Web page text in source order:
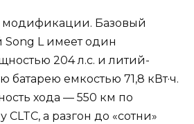
Базовый
L имеет один
204 л.с. и литий-
батарею емкостью 71,8 кВт·ч.
хода — 550 км по
а разгон до «сотни»